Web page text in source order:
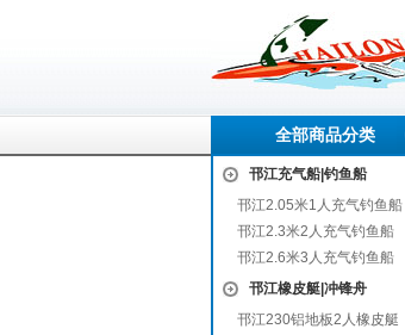
全部商品分类
邗江充气船|钓鱼船
邗江2.05米1人充气钓鱼船
邗江2.3米2人充气钓鱼船
邗江2.6米3人充气钓鱼船
邗江橡皮艇|冲锋舟
邗江230铝地板2人橡皮艇
紫阳 镇巴 望花